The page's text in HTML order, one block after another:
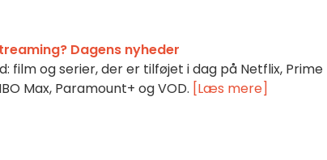
Dagens nyheder
film og serier, der er tilføjet i dag på Netflix, Prime
Max, Paramount+ og VOD. [Læs mere]